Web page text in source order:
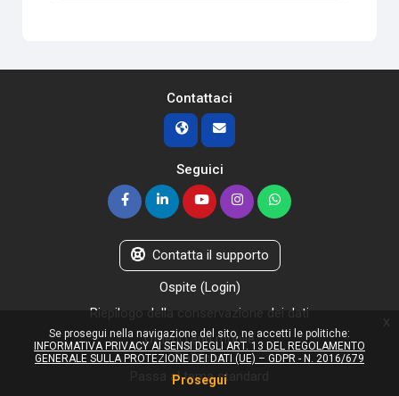
Contattaci
Seguici
Contatta il supporto
Ospite (Login)
Riepilogo della conservazione dei dati
Ottieni l'app mobile
Politiche
Passa al tema standard
Se prosegui nella navigazione del sito, ne accetti le politiche:
INFORMATIVA PRIVACY AI SENSI DEGLI ART. 13 DEL REGOLAMENTO
GENERALE SULLA PROTEZIONE DEI DATI (UE) – GDPR - N. 2016/679
Prosegui
x